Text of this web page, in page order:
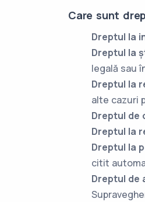
Care sunt
Dreptul la
Dreptul la
legală sau
Dreptul la
alte cazuri
Dreptul de
Dreptul la
Dreptul la
citit
Dreptul de